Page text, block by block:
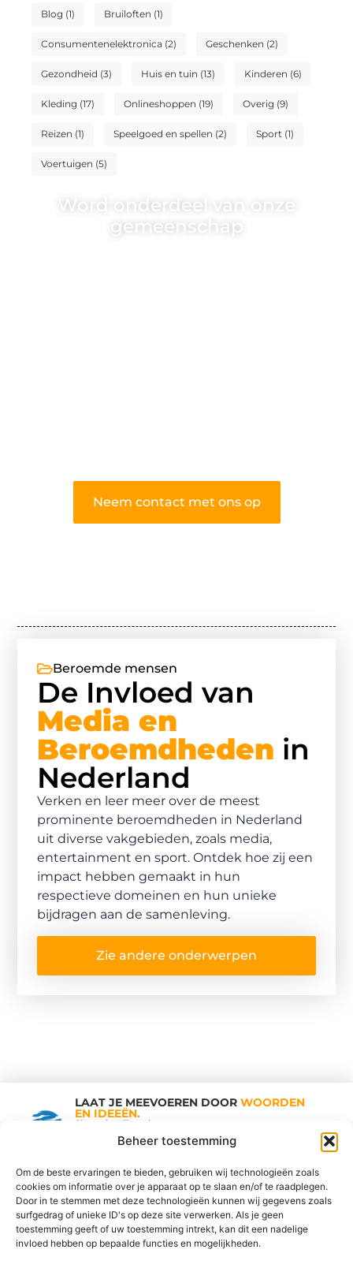
Beheer toestemming
Om de beste ervaringen te bieden, gebruiken wij technologieën zoals
cookies om informatie over je apparaat op te slaan en/of te raadplegen.
Door in te stemmen met deze technologieën kunnen wij gegevens zoals
surfgedrag of unieke ID's op deze site verwerken. Als je geen
toestemming geeft of uw toestemming intrekt, kan dit een nadelige
invloed hebben op bepaalde functies en mogelijkheden.
Blog (1) Bruiloften (1)
Consumentenelektronica (2) Geschenken (2)
Gezondheid (3) Huis en tuin (13) Kinderen (6)
Kleding (17) Onlineshoppen (19) Overig (9)
Reizen (1) Speelgoed en spellen (2) Sport(1)
Voertuigen (5)
Word onderdeel van onze
gemeenschap
Neem contact met ons op
Beroemde mensen
De Invloed van
Media en
Beroemdheden in
Nederland
Verken en leer meer over de meest
prominente beroemdheden in Nederland
uit diverse vakgebieden, zoals media,
entertainment en sport. Ontdek hoe zij een
impact hebben gemaakt in hun
respectieve domeinen en hun unieke
bijdragen aan de samenleving.
Zie andere onderwerpen
LAAT JE MEEVOEREN DOOR WOORDEN
EN IDEEËN.
Shopping Trends
Vind Ons Hier :